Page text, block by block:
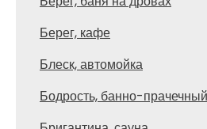
Берег, кафе
Блеск, автомойка
Бодрость, банно-